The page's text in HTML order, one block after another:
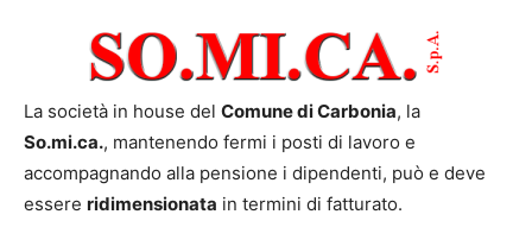
La società in house del Comune di Carbonia, la
So.mi.ca., mantenendo fermi i posti di lavoro e
accompagnando alla pensione i dipendenti, può e deve
essere ridimensionata in termini di fatturato.